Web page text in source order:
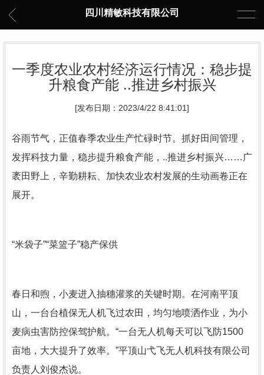
四川精敏科技有限公司
一季度农业农村经济运行情况：稳步提
升粮食产能 ..推进乡村振兴
[发布日期：2023/4/22 8:41:01]
谷雨节气，正值春季农业生产忙碌时节。抓好田间管理，
发挥科技力量，稳步提升粮食产能，..推进乡村振兴……广
袤田野上，辛勤耕耘、加快农业农村发展的生动画卷正在
展开。
“米袋子”“菜篮子”稳产保供
春日和煦，小麦进入抽穗灌浆的关键时期。在河南平顶
山，一台台植保无人机飞过农田，均匀地喷洒作业，为小
麦病虫害防控保驾护航。“一台无人机每天可以飞防1500
亩地，大大提升了效率。”平顶山弋飞无人机科技有限公司
负责人刘俊杰说。